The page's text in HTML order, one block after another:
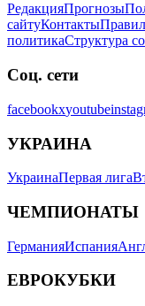
РедакцияПрогнозы
сайтуКонтакты
политикаСтруктура
Соц. сети
facebookxyoutube
УКРАИНА
УкраинаПервая лига
ЧЕМПИОНАТЫ
ГерманияИспания
ЕВРОКУБКИ